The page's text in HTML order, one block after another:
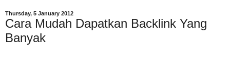
Thursday, 5 January 2012
Cara Mudah Dapatkan Backlink Yang
Banyak